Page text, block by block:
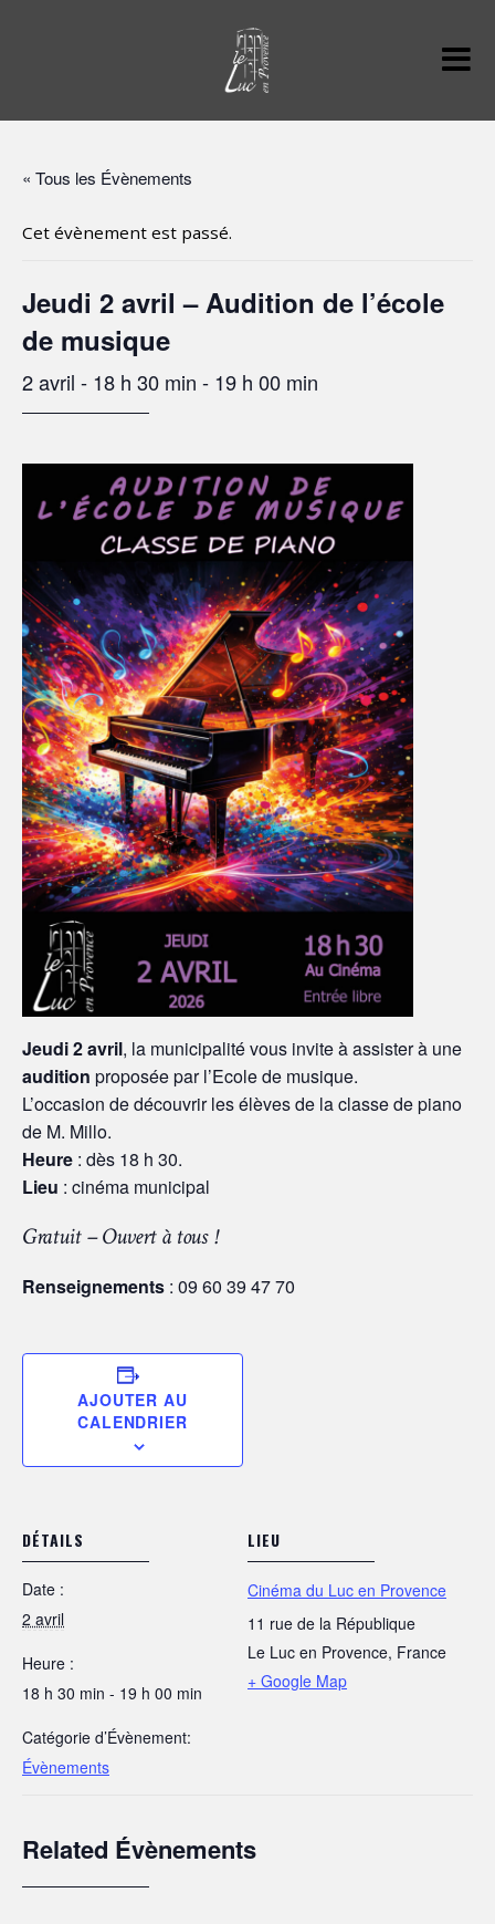
« Tous les Évènements
Cet évènement est passé.
Jeudi 2 avril – Audition de l’école
de musique
2 avril - 18 h 30 min - 19 h 00 min
Jeudi 2 avril, la municipalité vous invite à assister à une
audition proposée par l’Ecole de musique.
L’occasion de découvrir les élèves de la classe de piano
de M. Millo.
Heure : dès 18 h 30.
Lieu : cinéma municipal
Gratuit – Ouvert à tous !
Renseignements : 09 60 39 47 70
AJOUTER AU
CALENDRIER
DÉTAILS
Date :
2 avril
Heure :
18 h 30 min - 19 h 00 min
Catégorie d’Évènement:
Évènements
LIEU
Cinéma du Luc en Provence
11 rue de la République
Le Luc en Provence, France
+ Google Map
Related Évènements